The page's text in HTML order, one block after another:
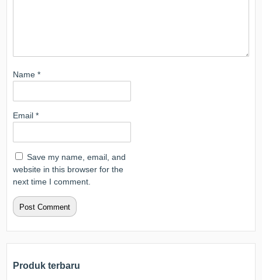
Name*
Email*
Save my name, email, and
website in this browser for the
next time I comment.
Produk terbaru